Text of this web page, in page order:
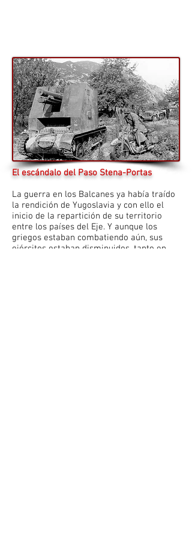
El escándalo del Paso Stena-Portas
La guerra en los Balcanes ya había traído
la rendición de Yugoslavia y con ello el
inicio de la repartición de su territorio
entre los países del Eje. Y aunque los
griegos estaban combatiendo aún, sus
ejércitos estaban disminuidos, tanto en